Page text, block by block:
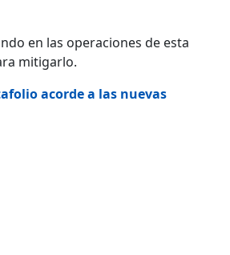
en las operaciones de esta
mitigarlo.
acorde a las nuevas